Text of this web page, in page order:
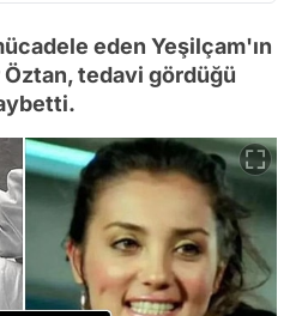
eden Yeşilçam'ın
tedavi gördüğü